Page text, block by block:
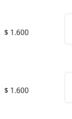
$ 1.600
$ 1.600